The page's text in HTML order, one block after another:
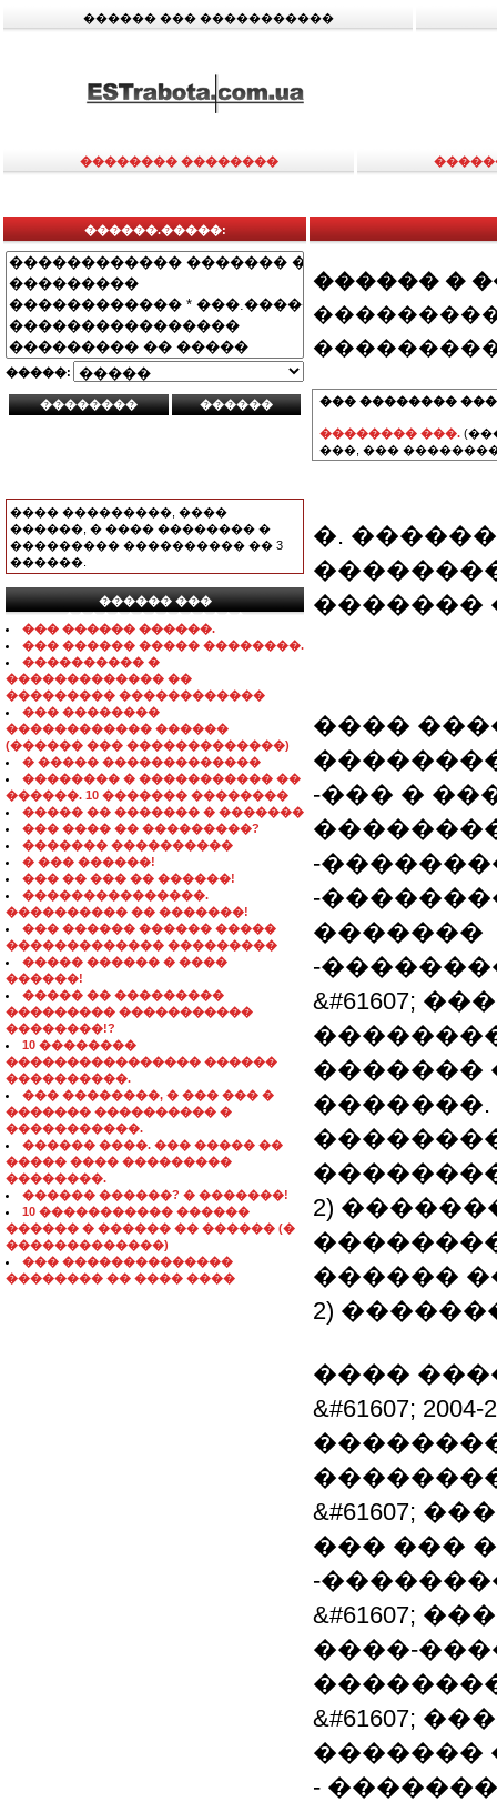
������ ��� �����������
�������� ��������
������.�����:
�����:
���� ���������, ����
������, � ���� �������� �
��������� ���������� �� 3
������.
������ ���
���������������
��� ������ ������.
��� ������ ����� ��������.
���������� �
������������� ��
��������� ������������
��� ��������
������������ ������
(������ ��� �������������)
� ����� �������������
�������� � ����������� ��
������. 10 ������� ��������
����� �� ������� � �������
��� ���� �� ���������?
������� ����������
� ��� ������!
��� �� ��� �� ������!
���������������.
���������� �� �������!
��� ������ ������ �����
������������� ���������
����� ������ � ����
������!
����� �� ���������
��������� �����������
��������!?
10 ��������
���������������� ������
����������.
��� ��������, � ��� ��� �
������� ���������� �
�����������.
������ ����. ��� ����� ��
����� ���� ���������
��������.
������ ������? � �������!
10 ����������� ������
������ � ������ �� ������ (�
�������������)
��� ��������������
�������� �� ���� ����
������ �
��� ��������
�������� ���.
���, ���
�.
�������
����
-��� �
-
-
�������
-
&#61607;
�������
�������.
2)
������
2)
����
&#61607;
&#61607;
��� ���
-
&#61607;
����-
&#61607;
�������
-